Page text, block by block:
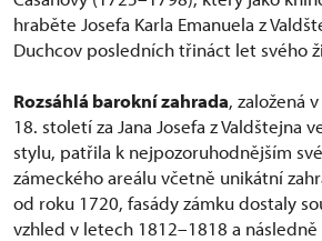
hraběte Josefa Karla Emanuela z
Duchcov posledních třináct let svého
Rozsáhlá barokní zahrada, založená
18. století za Jana Josefa z Valdštejna
stylu, patřila k nejpozoruhodnějším
zámeckého areálu včetně unikátní
od roku 1720, fasády zámku dostaly
vzhled v letech 1812–1818 a